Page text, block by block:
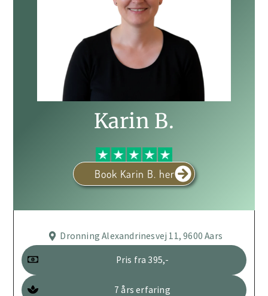
Karin B.
Book Karin B. her
Dronning Alexandrinesvej 11, 9600 Aars
Pris fra 395,-
7 års erfaring